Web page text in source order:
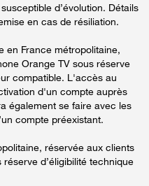
d’évolution. Détails
en cas de résiliation.
en France métropolitaine,
Orange TV sous réserve
compatible. L'accès au
d'un compte auprès
également se faire avec les
compte préexistant.
réservée aux clients
d’éligibilité technique